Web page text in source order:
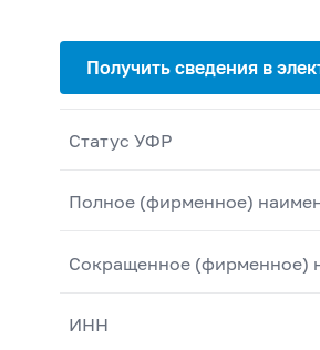
Статус УФР
Полное (фирменное)
Сокращенное (фирменное)
ИНН